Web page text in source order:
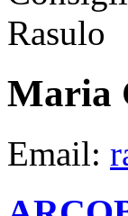
Maria
Email: